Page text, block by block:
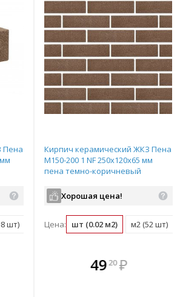
Пена
шт) поддон (352 шт)
В комплекте
всегда выгоднее!
Кирпич керамический ЖКЗ Пена
М150-200 1 NF 250х120х65 мм
пена темно-коричневый
Хорошая цена!
Цена: шт (0.02 м2) м2 (52 шт)
4920 ₽
В комплекте
всегда выгоднее!